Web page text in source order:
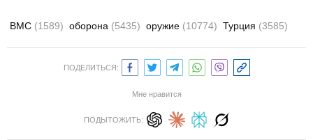
ВМС (1589) оборона (5435) оружие (10774) Турция (3585)
ПОДЕЛИТЬСЯ:
Мне нравится
ПОДЫТОЖИТЬ: